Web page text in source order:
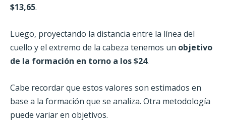
$13,65.
Luego, proyectando la distancia entre la línea del
cuello y el extremo de la cabeza tenemos un objetivo
de la formación en torno a los $24.
Cabe recordar que estos valores son estimados en
base a la formación que se analiza. Otra metodología
puede variar en objetivos.